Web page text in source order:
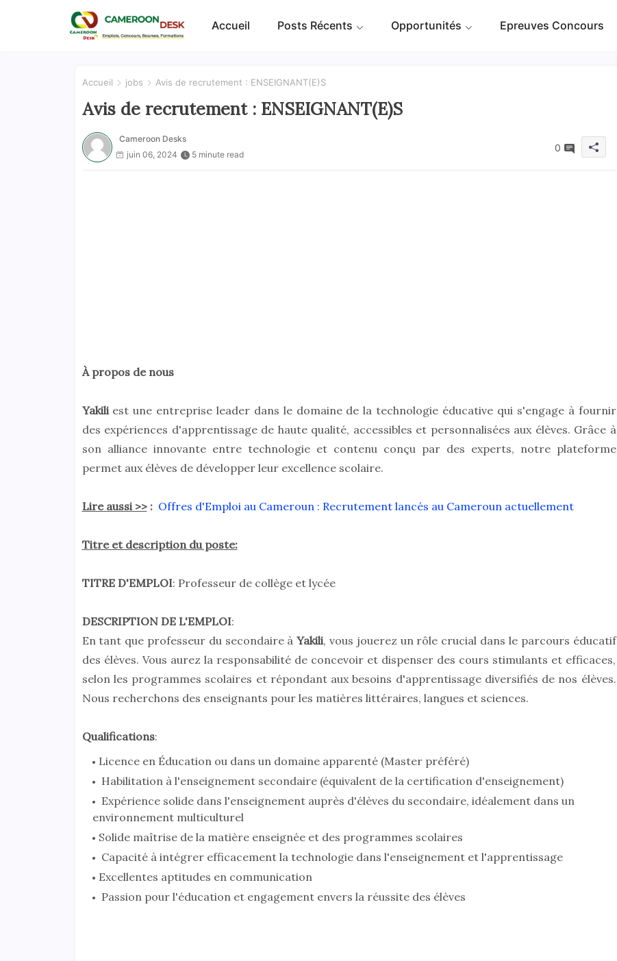
Accueil Posts Récents Opportunités Epreuves Concours
Accueil jobs Avis de recrutement : ENSEIGNANT(E)S
Avis de recrutement : ENSEIGNANT(E)S
Cameroon Desks
juin 06, 2024
5 minute read
0
À propos de nous
Yakili est une entreprise leader dans le domaine de la technologie éducative qui s'engage à fournir
des expériences d'apprentissage de haute qualité, accessibles et personnalisées aux élèves. Grâce à
son alliance innovante entre technologie et contenu conçu par des experts, notre plateforme
permet aux élèves de développer leur excellence scolaire.
Lire aussi >>: Offres d'Emploi au Cameroun : Recrutement lancés au Cameroun actuellement
Titre et description du poste:
TITRE D'EMPLOI: Professeur de collège et lycée
DESCRIPTION DE L'EMPLOI:
En tant que professeur du secondaire àYakili, vous jouerez un rôle crucial dans le parcours éducatif
des élèves. Vous aurez la responsabilité de concevoir et dispenser des cours stimulants et efficaces,
selon les programmes scolaires et répondant aux besoins d'apprentissage diversifiés de nos élèves.
Nous recherchons des enseignants pour les matières littéraires, langues et sciences.
Qualifications:
Licence en Éducation ou dans un domaine apparenté (Master préféré)
Habilitation à l'enseignement secondaire (équivalent de la certification d'enseignement)
Expérience solide dans l'enseignement auprès d'élèves du secondaire, idéalement dans un
environnement multiculturel
Solide maîtrise de la matière enseignée et des programmes scolaires
Capacité à intégrer efficacement la technologie dans l'enseignement et l'apprentissage
Excellentes aptitudes en communication
Passion pour l'éducation et engagement envers la réussite des élèves